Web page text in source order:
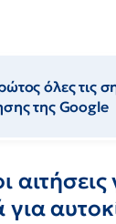
όλες τις
της Google